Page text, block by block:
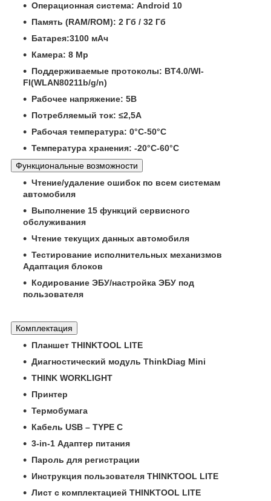
Операционная система: Android 10
Память (RAM/ROM): 2 Гб / 32 Гб
Батарея:3100 мАч
Камера: 8 Mp
Поддерживаемые протоколы: BT4.0/WI-
FI(WLAN80211b/g/n)
Рабочее напряжение: 5В
Потребляемый ток: ≤2,5А
Рабочая температура: 0°С-50°С
Температура хранения: -20°С-60°С
Функциональные возможности
Чтение/удаление ошибок по всем системам
автомобиля
Выполнение 15 функций сервисного
обслуживания
Чтение текущих данных автомобиля
Тестирование исполнительных механизмов
Адаптация блоков
Кодирование ЭБУ/настройка ЭБУ под
пользователя
Комплектация
Планшет THINKTOOL LITE
Диагностический модуль ThinkDiag Mini
THINK WORKLIGHT
Принтер
Термобумага
Кабель USB – TYPE C
3-in-1 Адаптер питания
Пароль для регистрации
Инструкция пользователя THINKTOOL LITE
Лист с комплектацией THINKTOOL LITE